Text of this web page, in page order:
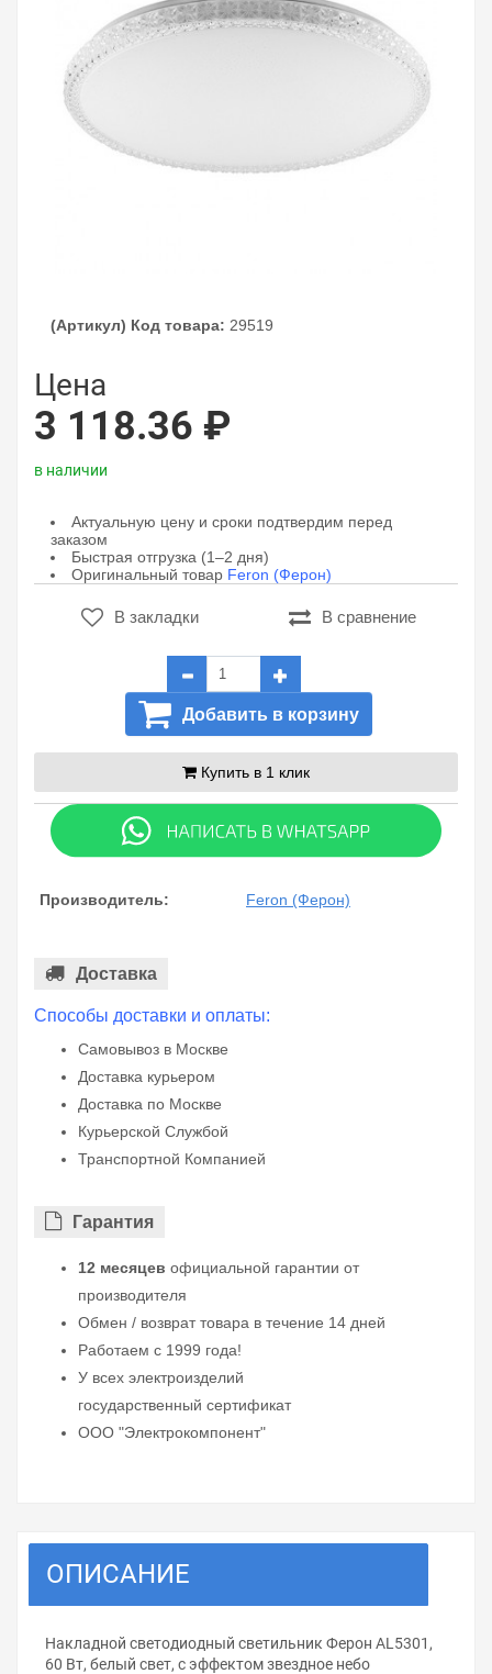
(Артикул) Код товара: 29519
Цена
3 118.36 ₽
в наличии
Актуальную цену и сроки подтвердим перед
заказом
Быстрая отгрузка (1–2 дня)
Оригинальный товар Feron (Ферон)
В закладки В сравнение
Добавить в корзину
Купить в 1 клик
Производитель: Feron (Ферон)
Доставка
Способы доставки и оплаты:
Самовывоз в Москве
Доставка курьером
Доставка по Москве
Курьерской Службой
Транспортной Компанией
Гарантия
12 месяцев официальной гарантии от
производителя
Обмен / возврат товара в течение 14 дней
Работаем с 1999 года!
У всех электроизделий
государственный сертификат
ООО "Электрокомпонент"
ОПИСАНИЕ
Накладной светодиодный светильник Ферон AL5301,
60 Вт, белый свет, с эффектом звездное небо